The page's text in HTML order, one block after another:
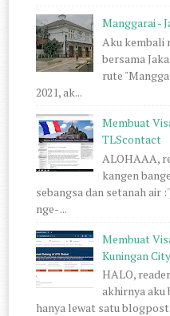
Manggarai -
Aku kembali
bersama
rute
2021, ak...
Membuat
TLScontact
ALOHAAA,
kangen
sebangsa dan setanah air
nge- ...
Membuat
Kuningan City
HALO,
akhirnya aku
hanya lewat satu